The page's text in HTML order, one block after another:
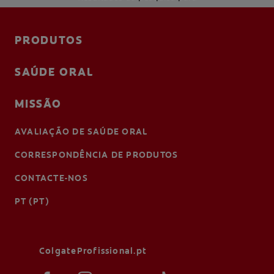
PRODUTOS
SAÚDE ORAL
MISSÃO
AVALIAÇÃO DE SAÚDE ORAL
CORRESPONDÊNCIA DE PRODUTOS
CONTACTE-NOS
PT (PT)
ColgateProfissional.pt